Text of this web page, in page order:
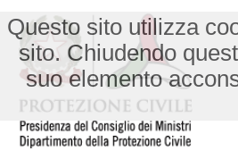
Questo sito utilizza
sito. Chiudendo
suo elemento